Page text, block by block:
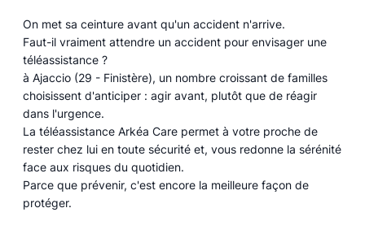
On met sa ceinture avant qu'un accident n'arrive.
Faut-il vraiment attendre un accident pour envisager une
téléassistance ?
à Ajaccio (29 - Finistère), un nombre croissant de familles
choisissent d'anticiper : agir avant, plutôt que de réagir
dans l'urgence.
La téléassistance Arkéa Care permet à votre proche de
rester chez lui en toute sécurité et, vous redonne la sérénité
face aux risques du quotidien.
Parce que prévenir, c'est encore la meilleure façon de
protéger.